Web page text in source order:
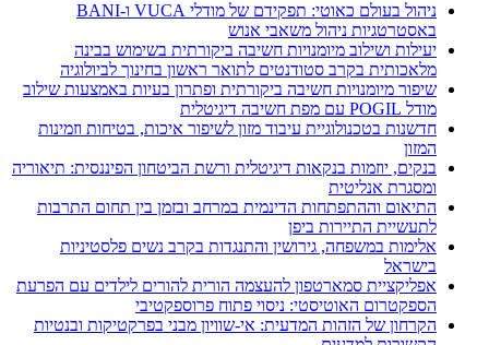
ניהול בעולם כאוטי: תפקידם של מודלי VUCA ו-BANI
באסטרטגיות ניהול משאבי אנוש
יעילות ושילוב מיומנויות חשיבה ביקורתית בשימוש בבינה
מלאכותית בקרב סטודנטים לתואר ראשון בחינוך לביולוגיה
שיפור מיומנויות חשיבה ביקורתית ופתרון בעיות באמצעות שילוב
מודל POGIL עם מפת חשיבה דיגיטלית
חדשנות בטכנולוגיית עיבוד מזון לשיפור איכות, בטיחות וזמינות
המזון
בנקים, יוזמות בנקאות דיגיטלית ורשת הביטחון הפיננסית: תיאוריה
ומסגרת אנליטית
התיאום וההתפתחות הדינמית במרחב ובזמן בין תחום התרבות
לתעשיית התיירות ביפן
אלימות במשפחה, גירושין והתנגדות בקרב נשים פלסטיניות
בישראל
אפליקציית סמארטפון להעצמה הורית להורים לילדים עם הפרעת
הספקטרום האוטיסטי: ניסוי פתוח פרוספקטיבי
הקרחון של הזהות המדעית: אי-שוויון מבני בפרקטיקות ובנטיות